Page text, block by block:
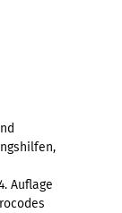
Auflage